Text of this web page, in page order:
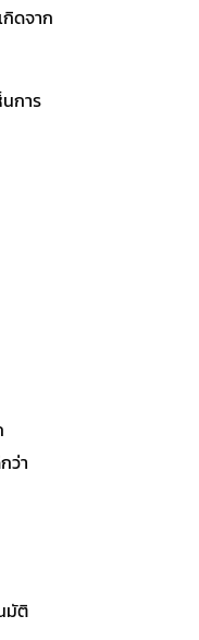
ดจาก
การ
ว่า
มัติ